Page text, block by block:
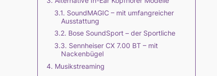
SoundMAGIC – mit umfangreicher
Ausstattung
Bose SoundSport – der Sportliche
Sennheiser CX 7.00 BT – mit
Nackenbügel
Musikstreaming